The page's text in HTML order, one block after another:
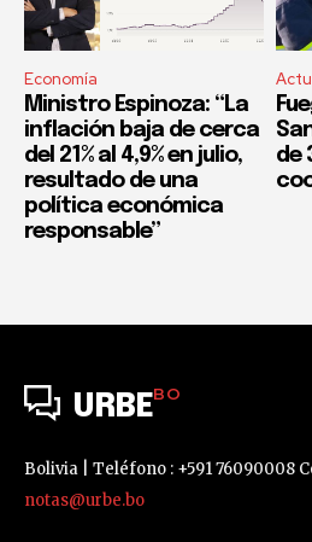
Economía
Ministro Espinoza: “La
inflación baja de cerca
del 21% al 4,9% en julio,
resultado de una
política económica
responsable”
de
URBEBO
Bolivia | Teléfono : +591 76090008
notas@urbe.bo